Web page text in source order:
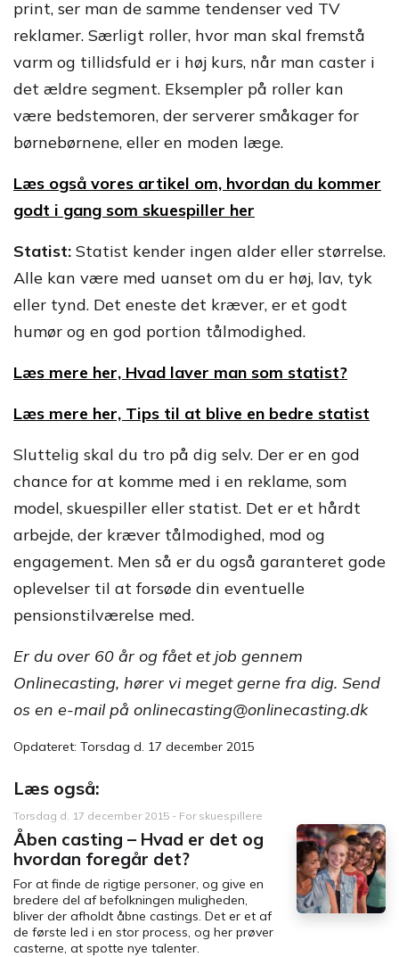
print, ser man de samme tendenser ved TV
reklamer. Særligt roller, hvor man skal fremstå
varm og tillidsfuld er i høj kurs, når man caster i
det ældre segment. Eksempler på roller kan
være bedstemoren, der serverer småkager for
børnebørnene, eller en moden læge.
Læs også vores artikel om, hvordan du kommer
godt i gang som skuespiller her
Statist: Statist kender ingen alder eller størrelse.
Alle kan være med uanset om du er høj, lav, tyk
eller tynd. Det eneste det kræver, er et godt
humør og en god portion tålmodighed.
Læs mere her, Hvad laver man som statist?
Læs mere her, Tips til at blive en bedre statist
Sluttelig skal du tro på dig selv. Der er en god
chance for at komme med i en reklame, som
model, skuespiller eller statist. Det er et hårdt
arbejde, der kræver tålmodighed, mod og
engagement. Men så er du også garanteret gode
oplevelser til at forsøde din eventuelle
pensionstilværelse med.
Er du over 60 år og fået et job gennem
Onlinecasting, hører vi meget gerne fra dig. Send
os en e-mail på onlinecasting@onlinecasting.dk
Opdateret: Torsdag d. 17 december 2015
Læs også:
Torsdag d. 17 december 2015 - For skuespillere
Åben casting – Hvad er det og
hvordan foregår det?
For at finde de rigtige personer, og give en
bredere del af befolkningen muligheden,
bliver der afholdt åbne castings. Det er et af
de første led i en stor process, og her prøver
casterne, at spotte nye talenter.